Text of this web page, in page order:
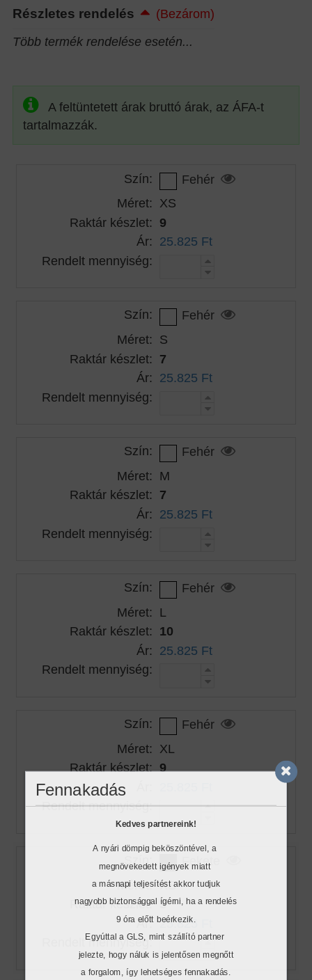
Részletes rendelés
(Bezárom)
Több termék rendelése esetén...
A feltüntetett árak bruttó árak, az ÁFA-t
tartalmazzák.
Szín:
Fehér
Méret: XS
Raktár készlet: 9
Ár: 25.825 Ft
Rendelt mennyiség:
Szín:
Fehér
Méret: S
Raktár készlet: 7
Ár: 25.825 Ft
Rendelt mennyiség:
Szín:
Fehér
Méret: M
Raktár készlet: 7
Ár: 25.825 Ft
Rendelt mennyiség:
Szín:
Fehér
Méret: L
Raktár készlet: 10
Ár: 25.825 Ft
Rendelt mennyiség:
Szín:
Fehér
Méret: XL
Raktár készlet: 9
Rendelt mennyiség:
Szín:
Fekete
Méret: XS
Raktár készlet: 3
Ár: 25.825 Ft
Rendelt mennyiség:
Fennakadás
A nyári dömpig beköszöntével, a
megnövekedett igények miatt
a másnapi teljesítést akkor tudjuk
nagyobb biztonsággal ígérni, ha a rendelés
9 óra előtt beérkezik.
Egyúttal a GLS, mint szállító partner
jelezte, hogy náluk is jelentősen megnőtt
a forgalom, így lehetséges fennakadás.